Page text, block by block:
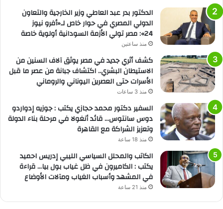
الدكتور بدر عبد العاطي وزير الخارجية والتعاون
الدولي المصري في حوار خاص لـ«أفرو نيوز
24»: مصر تولي الأزمة السودانية أولوية خاصة
منذ ساعتين
كشف أثري جديد في مصر يوثق آلاف السنين من
الاستيطان البشري.. اكتشاف جبانة من عصر ما قبل
الأسرات حتى العصرين اليوناني والروماني
منذ 3 ساعات
السفير دكتور محمد حجازي يكتب : جوزيه إدواردو
دوس سانتوس… قائد أنغولا في مرحلة بناء الدولة
وتعزيز الشراكة مع القاهرة
منذ 18 ساعة
الكاتب والمحلل السياسي الليبي إدريس احميد
يكتب : الكاميرون في ظل غياب بول بيا… قراءة
في المشهد وأسباب الغياب ومآلات الأوضاع
منذ 21 ساعة